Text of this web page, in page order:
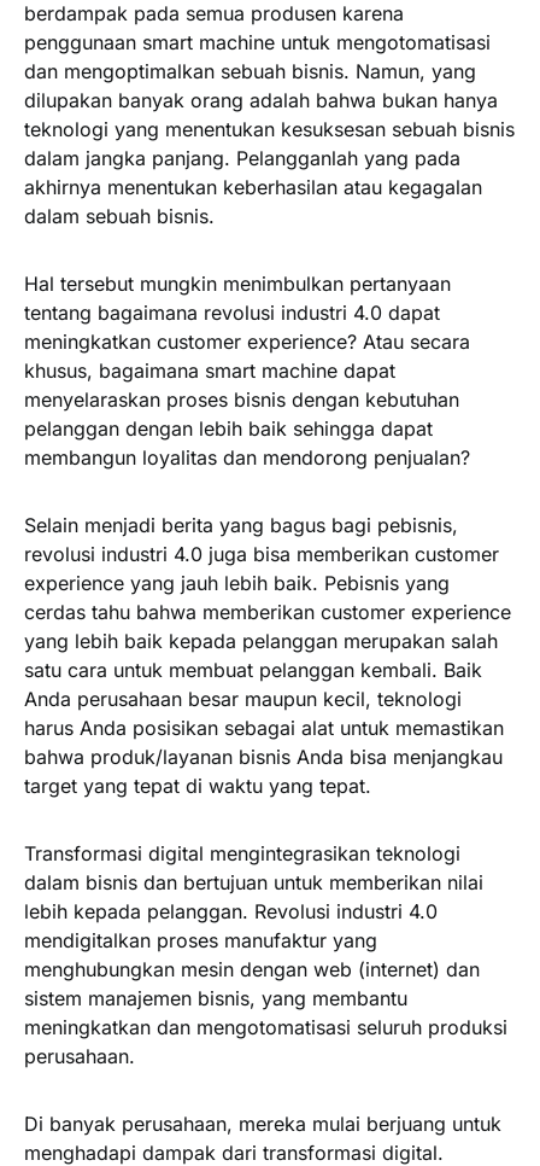
berdampak pada semua produsen karena
penggunaan smart machine untuk mengotomatisasi
dan mengoptimalkan sebuah bisnis. Namun, yang
dilupakan banyak orang adalah bahwa bukan hanya
teknologi yang menentukan kesuksesan sebuah bisnis
dalam jangka panjang. Pelangganlah yang pada
akhirnya menentukan keberhasilan atau kegagalan
dalam sebuah bisnis.
Hal tersebut mungkin menimbulkan pertanyaan
tentang bagaimana revolusi industri 4.0 dapat
meningkatkan customer experience? Atau secara
khusus, bagaimana smart machine dapat
menyelaraskan proses bisnis dengan kebutuhan
pelanggan dengan lebih baik sehingga dapat
membangun loyalitas dan mendorong penjualan?
Selain menjadi berita yang bagus bagi pebisnis,
revolusi industri 4.0 juga bisa memberikan customer
experience yang jauh lebih baik. Pebisnis yang
cerdas tahu bahwa memberikan customer experience
yang lebih baik kepada pelanggan merupakan salah
satu cara untuk membuat pelanggan kembali. Baik
Anda perusahaan besar maupun kecil, teknologi
harus Anda posisikan sebagai alat untuk memastikan
bahwa produk/layanan bisnis Anda bisa menjangkau
target yang tepat di waktu yang tepat.
Transformasi digital mengintegrasikan teknologi
dalam bisnis dan bertujuan untuk memberikan nilai
lebih kepada pelanggan. Revolusi industri 4.0
mendigitalkan proses manufaktur yang
menghubungkan mesin dengan web (internet) dan
sistem manajemen bisnis, yang membantu
meningkatkan dan mengotomatisasi seluruh produksi
perusahaan.
Di banyak perusahaan, mereka mulai berjuang untuk
menghadapi dampak dari transformasi digital.